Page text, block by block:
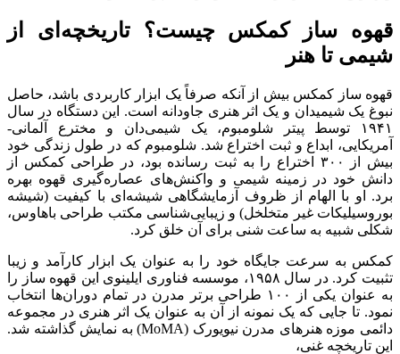
قهوه ساز کمکس چیست؟ تاریخچه‌ای از
شیمی تا هنر
قهوه ساز کمکس بیش از آنکه صرفاً یک ابزار کاربردی باشد، حاصل
نبوغ یک شیمیدان و یک اثر هنری جاودانه است. این دستگاه در سال
۱۹۴۱ توسط پیتر شلومبوم، یک شیمی‌دان و مخترع آلمانی-
آمریکایی، ابداع و ثبت اختراع شد. شلومبوم که در طول زندگی خود
بیش از ۳۰۰ اختراع را به ثبت رسانده بود، در طراحی کمکس از
دانش خود در زمینه شیمی و واکنش‌های عصاره‌گیری قهوه بهره
برد. او با الهام از ظروف آزمایشگاهی شیشه‌ای با کیفیت (شیشه
بوروسیلیکات غیر متخلخل) و زیبایی‌شناسی مکتب طراحی باهاوس،
شکلی شبیه به ساعت شنی برای آن خلق کرد.
کمکس به سرعت جایگاه خود را به عنوان یک ابزار کارآمد و زیبا
تثبیت کرد. در سال ۱۹۵۸، موسسه فناوری ایلینوی این قهوه ساز را
به عنوان یکی از ۱۰۰ طراحی برتر مدرن در تمام دوران‌ها انتخاب
نمود. تا جایی که یک نمونه از آن به عنوان یک اثر هنری در مجموعه
دائمی موزه هنرهای مدرن نیویورک (MoMA) به نمایش گذاشته شد.
این تاریخچه غنی،